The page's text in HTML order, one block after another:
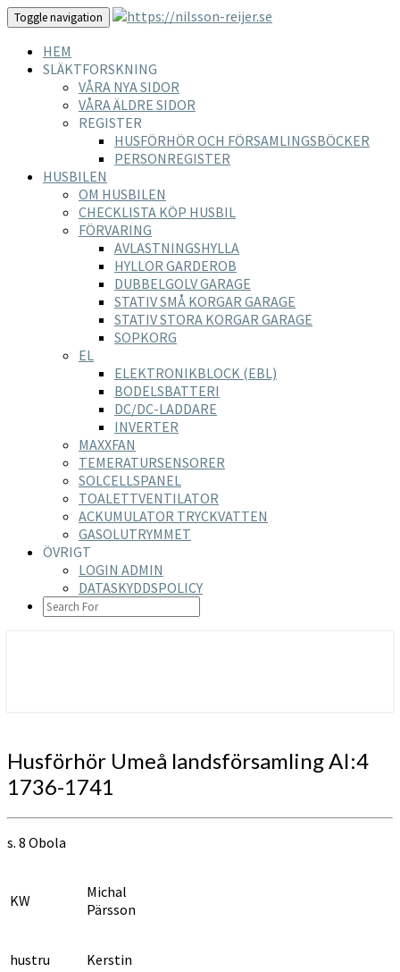
Toggle navigation
HEM
SLÄKTFORSKNING
VÅRA NYA SIDOR
VÅRA ÄLDRE SIDOR
REGISTER
HUSFÖRHÖR OCH FÖRSAMLINGSBÖCKER
PERSONREGISTER
HUSBILEN
OM HUSBILEN
CHECKLISTA KÖP HUSBIL
FÖRVARING
AVLASTNINGSHYLLA
HYLLOR GARDEROB
DUBBELGOLV GARAGE
STATIV SMÅ KORGAR GARAGE
STATIV STORA KORGAR GARAGE
SOPKORG
EL
ELEKTRONIKBLOCK (EBL)
BODELSBATTERI
DC/DC-LADDARE
INVERTER
MAXXFAN
TEMERATURSENSORER
SOLCELLSPANEL
TOALETTVENTILATOR
ACKUMULATOR TRYCKVATTEN
GASOLUTRYMMET
ÖVRIGT
LOGIN ADMIN
DATASKYDDSPOLICY
SEARCH
ICON
Husförhör
Umeå
landsförsamling
1741
Husförhör Umeå landsförsamling AI:4
1736-1741
s. 8 Obola
KW
Michal
Pärsson
hustru Kerstin